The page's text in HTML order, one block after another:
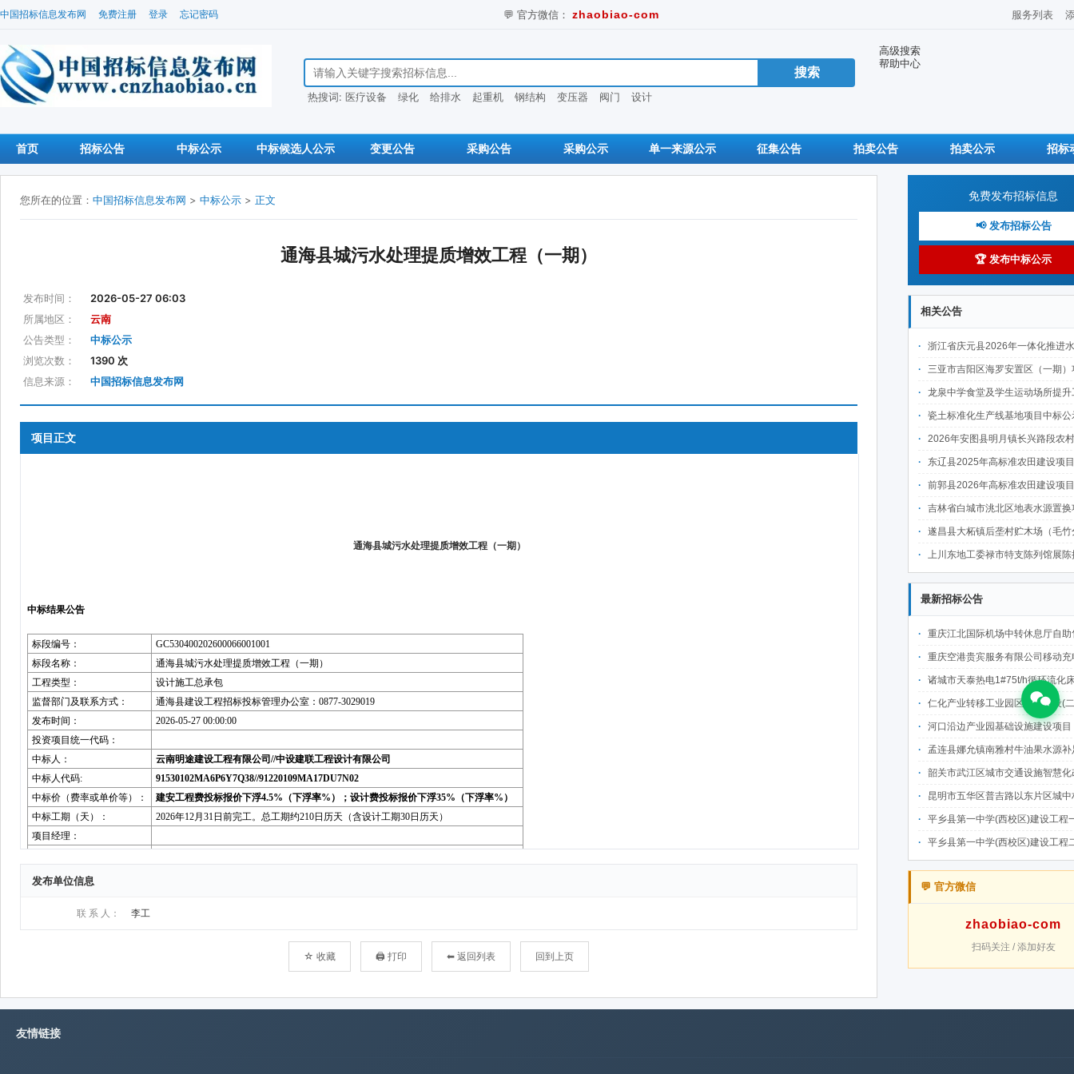
中国招标信息发布网 免费注册 登录 忘记密码 💬 官方微信： zhaobiao-com 服务列表
搜索招标信息
热搜词: 医疗设备 绿化 给排水 起重机 钢结构 变压器 阀门 设计
高级搜索
帮助中心
首页 招标公告 中标公示 中标候选人公示 变更公告 采购公告 采购公示 单一来源公示 征集公告 拍卖公告 拍卖公示 招标
您所在的位置： 中国招标信息发布网 > 中标公示 > 正文
通海县城污水处理提质增效工程（一期）
发布时间：
2026-05-27 06:03
所属地区：
云南
公告类型：
中标公示
浏览次数：
1390 次
信息来源：
中国招标信息发布网
项目正文
发布单位信息
联 系 人： 李工
☆ 收藏 🖨 打印 ⬅ 返回列表 回到上页
免费发布招标信息
📢 发布招标公告
🏆 发布中标公示
相关公告
浙江省庆元县2026年一体化推进水土保持工程建设项目(Ⅱ标段
三亚市吉阳区海罗安置区（一期）项目前期物业管理服务
龙泉中学食堂及学生运动场所提升工程中
瓷土标准化生产线基地项目中标公
2026年安图县明月镇长兴路段农村公路建设项目
东辽县2025年高标准农田建设项目(第二批)(新建3万亩、改造提升6万亩 )施肥
前郭县2026年高标准农田建设项目七标段中
吉林省白城市洮北区地表水源置换项目可行性研究报告、勘察设计
遂昌县大柘镇后垄村贮木场（毛竹分解点）中
上川东地工委禄市特支陈列馆展陈提升项目施工标段
最新招标公告
重庆江北国际机场中转休息厅自助售卖机点位公开招
重庆空港贵宾服务有限公司移动充电宝点位资源公开
诸城市天泰热电1#75t/h循环流化床锅炉及配套设施升级改造项目（设计施工一体
仁化产业转移工业园区基础建设(二期)一韶关仁化产业园区工业二路道路及桥梁(西侧扩园段)建设
河口沿边产业园基础设施建设项目（二期）设计施工总承包（EPC）(三次
孟连县娜允镇南雅村牛油果水源补足提质增效建设项目
韶关市武江区城市交通设施智慧化改造提升项目-基础建设工程（一期）A标段施
昆明市五华区普吉路以东片区城中村改造项目（一期）A7、A-4-2地块安置房项目供配电设计施工一体化
平乡县第一中学(西校区)建设工程一标段施工
平乡县第一中学(西校区)建设工程二标段施工
💬 官方微信
zhaobiao-com
扫码关注 / 添加好友
友情链接